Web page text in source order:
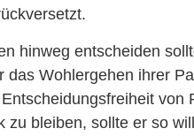
hinweg entscheiden
Wohlergehen ihrer
von
zu bleiben, sollte er so